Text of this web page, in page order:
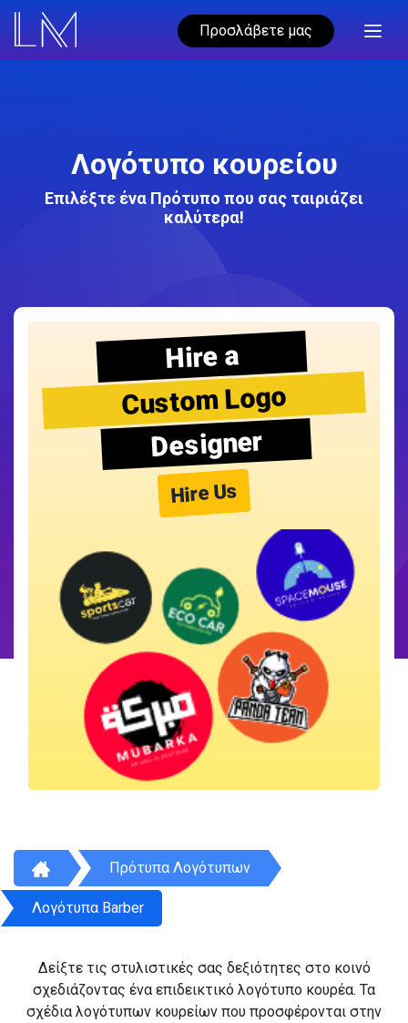
Προσλάβετε μας
Λογότυπο κουρείου
Επιλέξτε ένα Πρότυπο που σας ταιριάζει
καλύτερα!
Hire a
Custom Logo
Designer
Hire Us
Πρότυπα Λογότυπων
Λογότυπα Barber
Δείξτε τις στυλιστικές σας δεξιότητες στο κοινό
σχεδιάζοντας ένα επιδεικτικό λογότυπο κουρέα. Τα
σχέδια λογότυπων κουρείων που προσφέρονται στην